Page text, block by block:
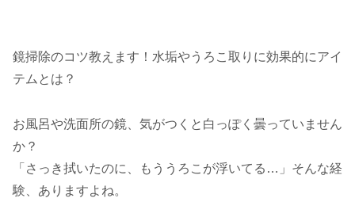
鏡掃除のコツ教えます！水垢やうろこ取りに効果的にアイ
テムとは？
お風呂や洗面所の鏡、気がつくと白っぽく曇っていません
か？
「さっき拭いたのに、もううろこが浮いてる…」そんな経
験、ありますよね。